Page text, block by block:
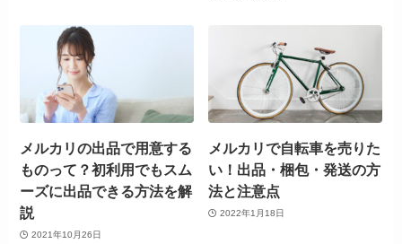
メルカリの出品で用意する
ものって？初利用でもスム
ーズに出品できる方法を解
説
2021年10月26日
メルカリで自転車を売りた
い！出品・梱包・発送の方
法と注意点
2022年1月18日